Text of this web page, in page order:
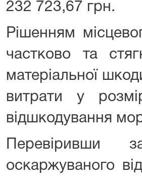
232 723,67 грн.
Рішенням
частково та
матеріальної
витрати у
відшкодування
Перевіривши
оскаржуваного